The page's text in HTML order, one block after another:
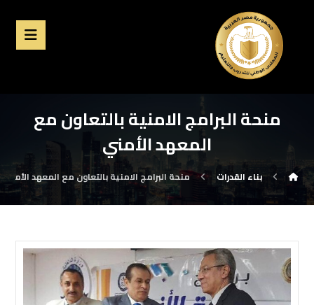
منحة البرامج الامنية بالتعاون مع
المعهد الأمني
بناء القدرات منحة البرامج الامنية بالتعاون مع المعهد الأمني